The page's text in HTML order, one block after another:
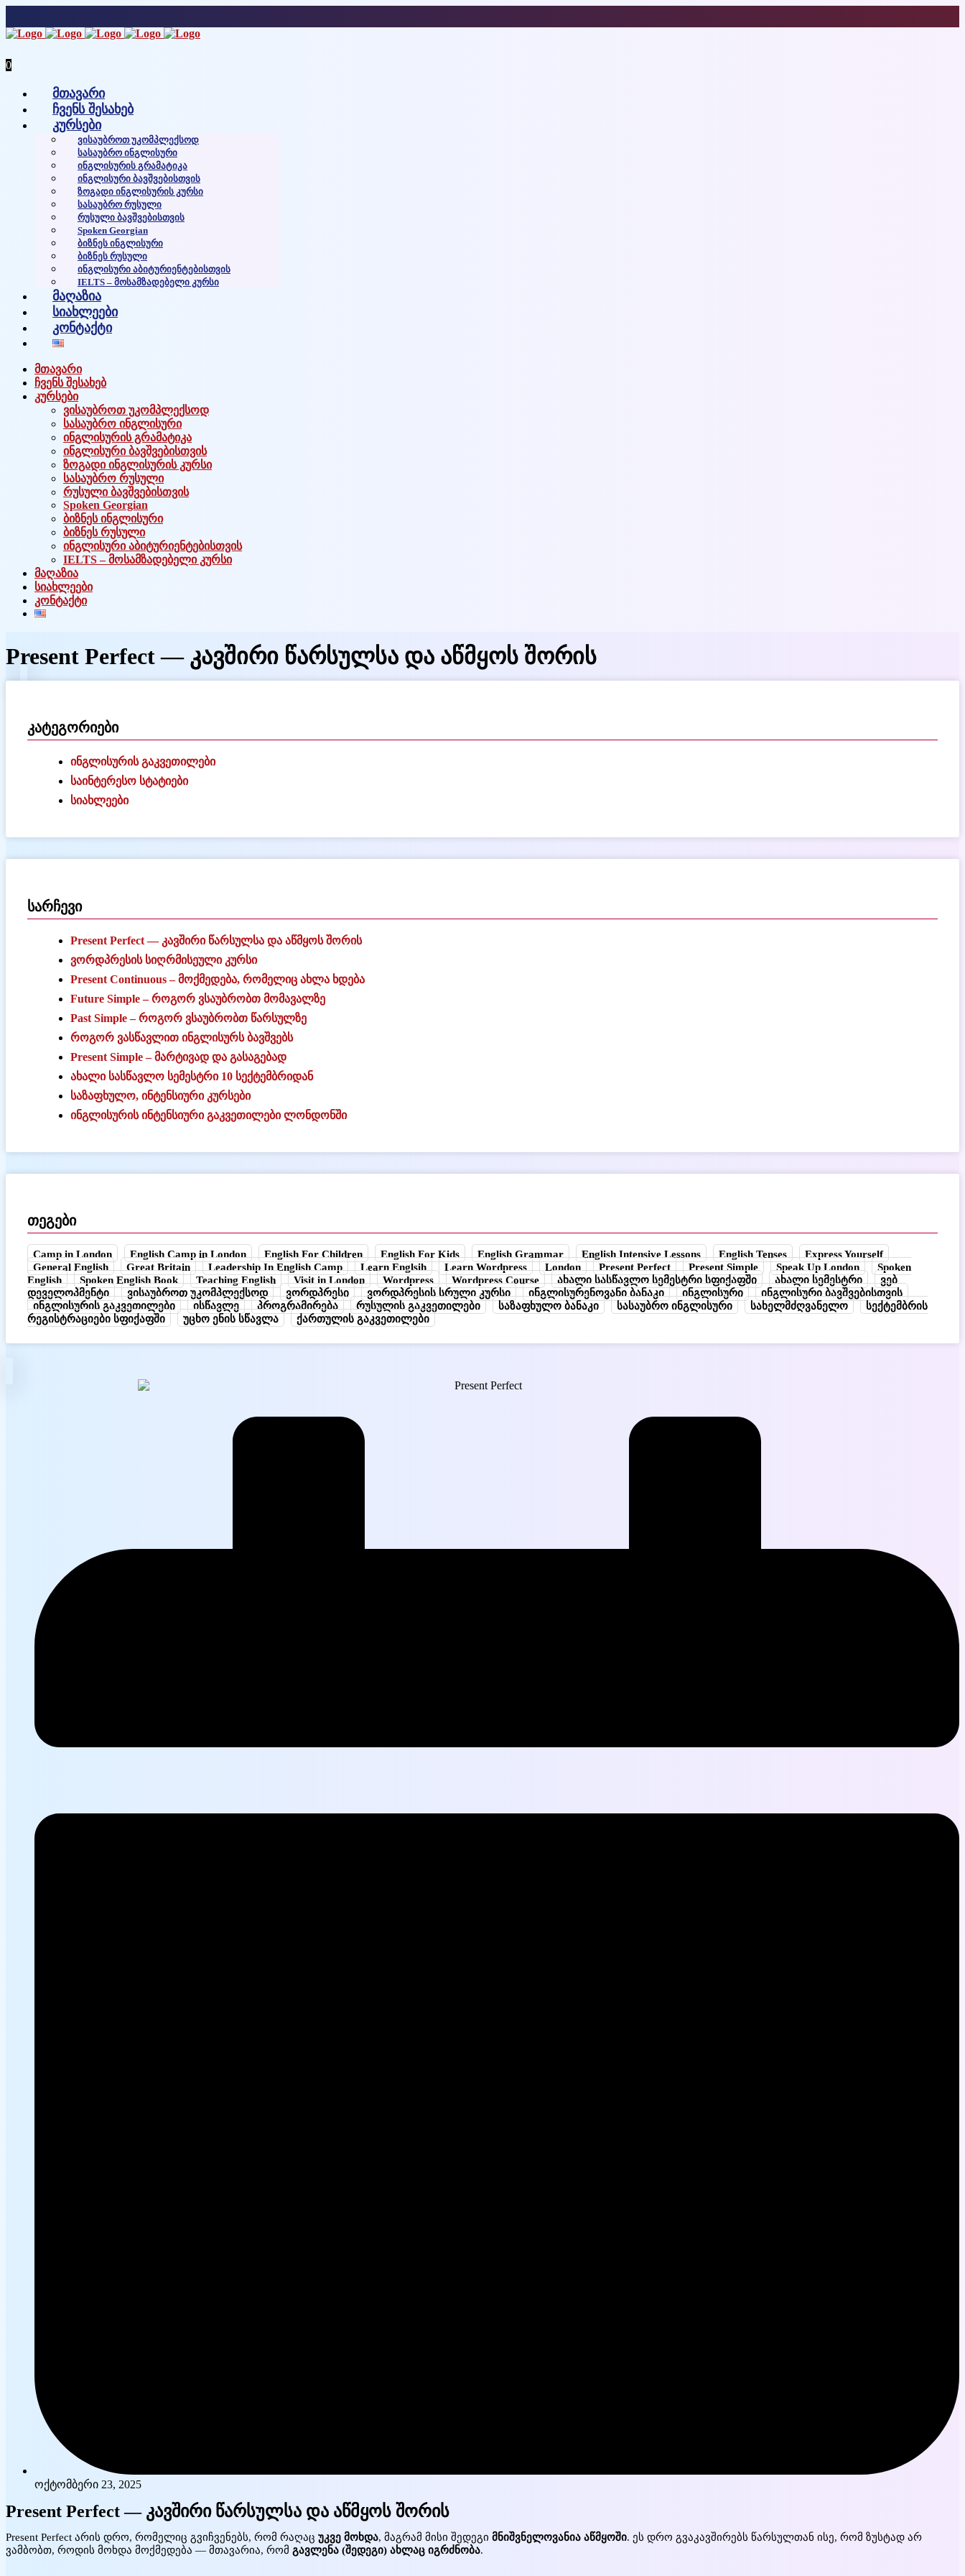
0
მთავარი
ჩვენს შესახებ
კურსები
Ვისაუბროთ Უკომპლექსოდ
Სასაუბრო Ინგლისური
Ინგლისურის Გრამატიკა
Ინგლისური Ბავშვებისთვის
Ზოგადი Ინგლისურის Კურსი
Სასაუბრო Რუსული
Რუსული Ბავშვებისთვის
Spoken Georgian
Ბიზნეს Ინგლისური
Ბიზნეს Რუსული
Ინგლისური Აბიტურიენტებისთვის
IELTS – Მოსამზადებელი Კურსი
მაღაზია
სიახლეები
კონტაქტი
მთავარი
ჩვენს შესახებ
კურსები
ვისაუბროთ უკომპლექსოდ
სასაუბრო ინგლისური
ინგლისურის გრამატიკა
ინგლისური ბავშვებისთვის
ზოგადი ინგლისურის კურსი
სასაუბრო რუსული
რუსული ბავშვებისთვის
Spoken Georgian
ბიზნეს ინგლისური
ბიზნეს რუსული
ინგლისური აბიტურიენტებისთვის
IELTS – მოსამზადებელი კურსი
მაღაზია
სიახლეები
კონტაქტი
Present Perfect — კავშირი წარსულსა და აწმყოს შორის
კატეგორიები
ინგლისურის გაკვეთილები
საინტერესო სტატიები
სიახლეები
სარჩევი
Present Perfect — კავშირი წარსულსა და აწმყოს შორის
ვორდპრესის სიღრმისეული კურსი
Present Continuous – მოქმედება, რომელიც ახლა ხდება
Future Simple – როგორ ვსაუბრობთ მომავალზე
Past Simple – როგორ ვსაუბრობთ წარსულზე
როგორ ვასწავლით ინგლისურს ბავშვებს
Present Simple – მარტივად და გასაგებად
ახალი სასწავლო სემესტრი 10 სექტემბრიდან
საზაფხულო, ინტენსიური კურსები
ინგლისურის ინტენსიური გაკვეთილები ლონდონში
თეგები
Camp in London English Camp in London English For Children English For Kids English Grammar English Intensive Lessons English Tenses
Express Yourself
General English
Great Britain Leadership In English Camp Learn Englsih Learn Wordpress London Present Perfect Present Simple Speak Up London
Spoken
English
Spoken English Book Teaching English Visit in London Wordpress Wordpress Course ახალი სასწავლო სემესტრი სფიქაფში ახალი სემესტრი
ვებ
დეველოპმენტი
ვისაუბროთ უკომპლექსოდ ვორდპრესი ვორდპრესის სრული კურსი ინგლისურენოვანი ბანაკი ინგლისური
ინგლისური ბავშვებისთვის
ინგლისურის გაკვეთილები
ისწავლე პროგრამირება რუსულის გაკვეთილები საზაფხულო ბანაკი სასაუბრო ინგლისური სახელმძღვანელო
სექტემბრის
რეგისტრაციები სფიქაფში
უცხო ენის სწავლა ქართულის გაკვეთილები
ოქტომბერი 23, 2025
Present Perfect — კავშირი წარსულსა და აწმყოს შორის
Present Perfect არის დრო, რომელიც გვიჩვენებს, რომ რაღაც უკვე მოხდა, მაგრამ მისი შედეგი მნიშვნელოვანია აწმყოში. ეს დრო გვაკავშირებს წარსულთან ისე, რომ ზუსტად არ
ვამბობთ, როდის მოხდა მოქმედება — მთავარია, რომ გავლენა (შედეგი) ახლაც იგრძნობა.